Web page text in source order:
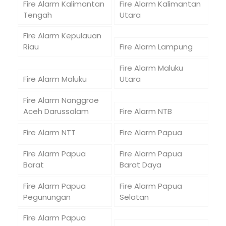
Fire Alarm Kalimantan
Tengah
Fire Alarm Kalimantan
Utara
Fire Alarm Kepulauan
Riau
Fire Alarm Lampung
Fire Alarm Maluku
Fire Alarm Maluku
Utara
Fire Alarm Nanggroe
Aceh Darussalam
Fire Alarm NTB
Fire Alarm NTT
Fire Alarm Papua
Fire Alarm Papua
Barat
Fire Alarm Papua
Barat Daya
Fire Alarm Papua
Pegunungan
Fire Alarm Papua
Selatan
Fire Alarm Papua